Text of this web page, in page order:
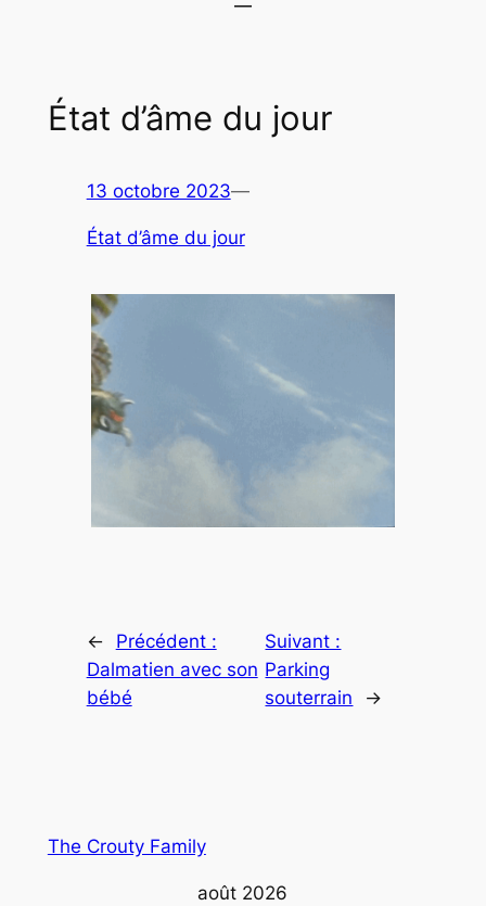
État d’âme du jour
13 octobre 2023—
État d’âme du jour
←
Précédent :
Dalmatien avec son
bébé
Suivant :
Parking
souterrain
→
The Crouty Family
août 2026